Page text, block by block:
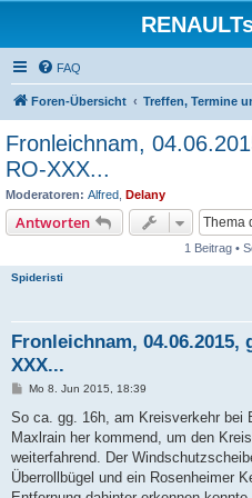
FAQ
Foren-Übersicht Treffen, Termine
Fronleichnam,
RO-XXX...
Moderatoren: Alfred Delany
Antworten
1 Beitrag •
Spideristi
Fronleichnam, 04.06.2015,
XXX...
B
i
r
a
Mo 8. Jun 2015, 18:39
So ca. gg. 16h, am Kreisverkehr bei
Maxlrain her kommend, um den
weiterfahrend. Der
Überrollbügel und ein Rosenheimer